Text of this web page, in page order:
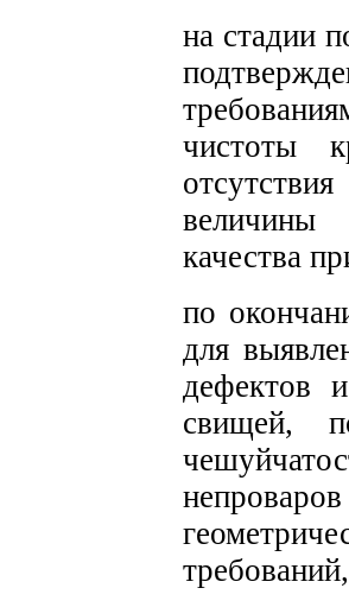
на стадии
чистоты
величины
качества
по
для
дефектов
свищей,